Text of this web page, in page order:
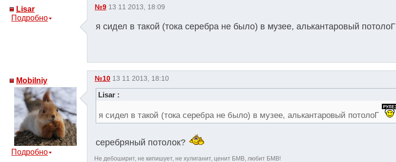
Lisar
Подробно
№9 13 11 2013, 18:09
я сидел в такой (тока серебра не было) в музее, алькантаровый потолоГ
Mobilniy
Подробно
№10 13 11 2013, 18:10
Lisar :
я сидел в такой (тока серебра не было) в музее, алькантаровый потолоГ
серебряный потолок?
Не дебоширит, не кипишует, не хулиганит, ценит БМВ, любит БМВ!